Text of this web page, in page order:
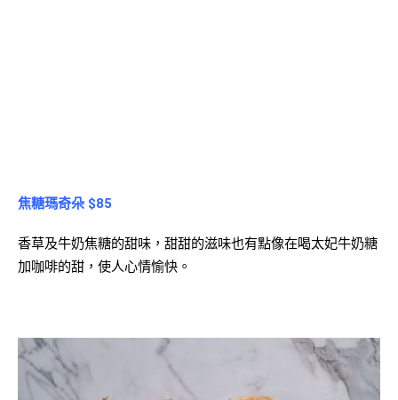
焦糖瑪奇朵 $85
香草及牛奶焦糖的甜味， 甜甜的滋味也有點像在喝太妃牛奶糖
加咖啡的甜，使人心情愉快。